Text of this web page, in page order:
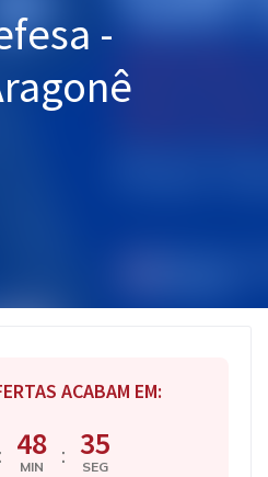
-
ACABAM EM:
: 48
MIN : 34
SEG